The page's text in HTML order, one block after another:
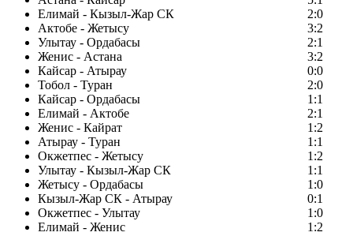
Елимай - Кызыл-Жар СК
2:0
Актобе - Жетысу
3:2
Улытау - Ордабасы
2:1
Женис - Астана
3:2
Кайсар - Атырау
0:0
Тобол - Туран
2:0
Кайсар - Ордабасы
1:1
Елимай - Актобе
2:1
Женис - Кайрат
1:2
Атырау - Туран
1:1
Окжетпес - Жетысу
1:2
Улытау - Кызыл-Жар СК
1:1
Жетысу - Ордабасы
1:0
Кызыл-Жар СК - Атырау
0:1
Окжетпес - Улытау
1:0
Елимай - Женис
1:2